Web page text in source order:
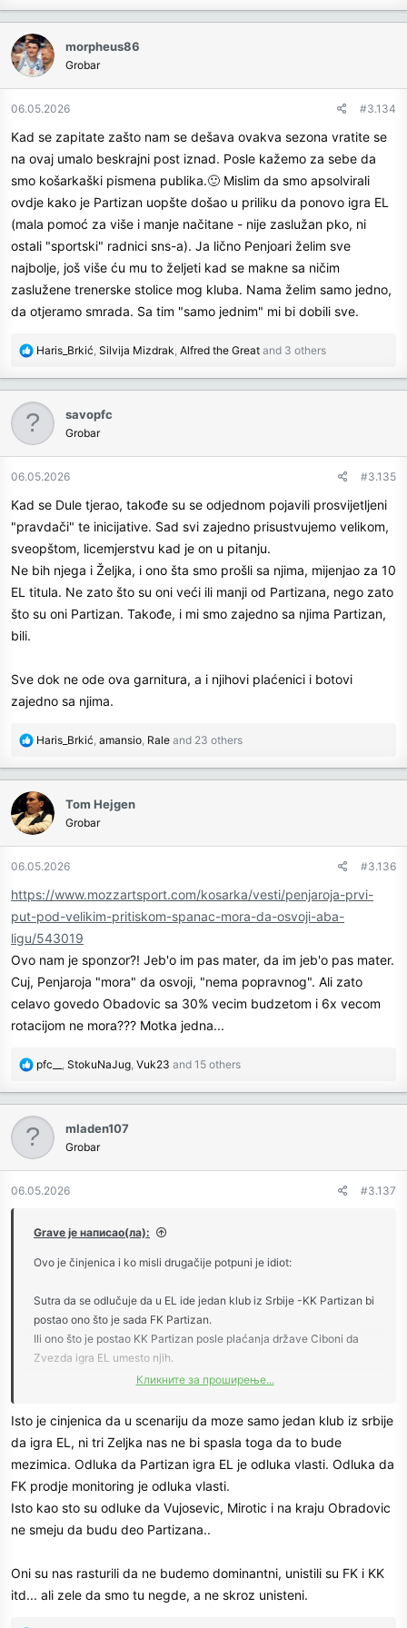
a
c
t
i
n
morpheus86
Grobar
06.05.2026 #3.134
Kad se zapitate zašto nam se dešava ovakva sezona vratite se
na ovaj umalo beskrajni post iznad. Posle kažemo za sebe da
smo košarkaški pismena publika.🙂 Mislim da smo apsolvirali
ovdje kako je Partizan uopšte došao u priliku da ponovo igra EL
(mala pomoć za više i manje načitane - nije zaslužan pko, ni
ostali "sportski" radnici sns-a). Ja lično Penjoari želim sve
najbolje, još više ću mu to željeti kad se makne sa ničim
zaslužene trenerske stolice mog kluba. Nama želim samo jedno,
da otjeramo smrada. Sa tim "samo jednim" mi bi dobili sve.
R
a
c
t
n
Haris_Brkić Silvija Mizdrak Alfred the Great and 3 others
savopfc
Grobar
06.05.2026 #3.135
Kad se Dule tjerao, takođe su se odjednom pojavili prosvijetljeni
"pravdači" te inicijative. Sad svi zajedno prisustvujemo velikom,
sveopštom, licemjerstvu kad je on u pitanju.
Ne bih njega i Željka, i ono šta smo prošli sa njima, mijenjao za 10
EL titula. Ne zato što su oni veći ili manji od Partizana, nego zato
što su oni Partizan. Takođe, i mi smo zajedno sa njima Partizan,
bili.
Sve dok ne ode ova garnitura, a i njihovi plaćenici i botovi
zajedno sa njima.
R
a
c
t
i
n
:
Haris_Brkić amansio Rale and 23 others
Tom Hejgen
Grobar
06.05.2026 #3.136
https://www.mozzartsport.com/kosarka/vesti/penjaroja-prvi-
put-pod-velikim-pritiskom-spanac-mora-da-osvoji-aba-
ligu/543019
Ovo nam je sponzor?! Jeb'o im pas mater, da im jeb'o pas mater.
Cuj, Penjaroja "mora" da osvoji, "nema popravnog". Ali zato
celavo govedo Obadovic sa 30% vecim budzetom i 6x vecom
rotacijom ne mora??? Motka jedna...
R
a
c
t
n
pfc__ StokuNaJug Vuk23 and 15 others
mladen107
Grobar
06.05.2026 #3.137
Grave је написао(ла):
Ovo je činjenica i ko misli drugačije potpuni je idiot:
Sutra da se odlučuje da u EL ide jedan klub iz Srbije -KK Partizan bi
postao ono što je sada FK Partizan.
Ili ono što je postao KK Partizan posle plaćanja države Ciboni da
Zvezda igra EL umesto njih.
u kanal bi nas bacili i popišali.
veličine .
Drugi srpski klub nikad više EL ne bi video.
Tako da prestanite minimizirati Željkov doprinos svemu ovome što
je bilo i ovome što jeste sada. On nije bio samo trener.
Svi bivši košarkaši u red sa kamatom treba da stanu da vrate
Osim Željka i Duleta.
ponavljam sutra da odluče da nema 2 kluba iz Srbije u EL pitao bih
Кликните за проширење...
Isto je cinjenica da u scenariju da moze samo jedan klub iz srbije
da igra EL, ni tri Zeljka nas ne bi spasla toga da to bude
mezimica. Odluka da Partizan igra EL je odluka vlasti. Odluka da
FK prodje monitoring je odluka vlasti.
Isto kao sto su odluke da Vujosevic, Mirotic i na kraju Obradovic
ne smeju da budu deo Partizana..
Oni su nas rasturili da ne budemo dominantni, unistili su FK i KK
itd... ali zele da smo tu negde, a ne skroz unisteni.